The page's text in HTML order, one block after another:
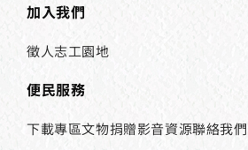
加入我們
徵人志工園地
便民服務
下載專區文物捐贈影音資源聯絡我們